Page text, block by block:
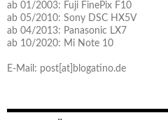
ab 01/2003: Fuji FinePix F10
ab 05/2010: Sony DSC HX5V
ab 04/2013: Panasonic LX7
ab 10/2020: Mi Note 10
E-Mail: post[at]blogatino.de